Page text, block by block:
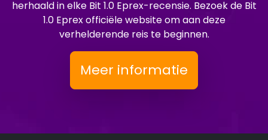
herhaald in elke Bit 1.0 Eprex-recensie. Bezoek de Bit
1.0 Eprex officiële website om aan deze
verhelderende reis te beginnen.
Meer informatie